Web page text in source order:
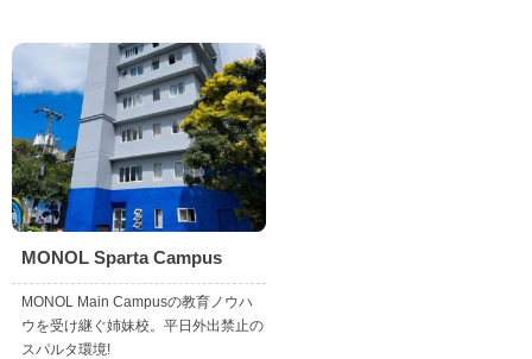
MONOL Sparta Campus
MONOL Main Campusの教育ノウハ
ウを受け継ぐ姉妹校。平日外出禁止の
スパルタ環境!